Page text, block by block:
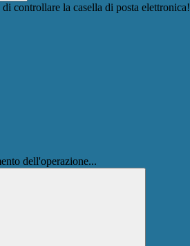
controllare la casella di posta elettronica!
dell'operazione...